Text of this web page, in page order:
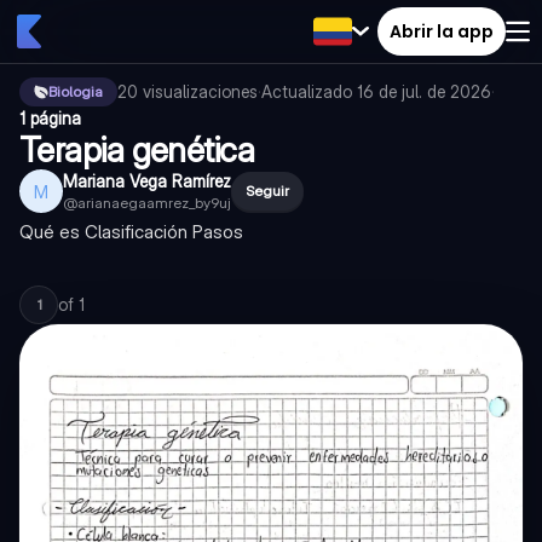
Abrir la app
Biologia 20 visualizaciones·Actualizado 16 de jul. de 2026·
1 página
Terapia genética
M Mariana Vega Ramírez
@arianaegaamrez_by9uj
Seguir
Qué es Clasificación Pasos
1 of 1